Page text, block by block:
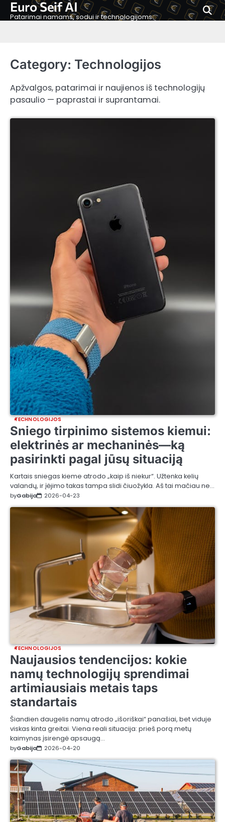
SkipEuro Seif AI
Patarimai namams, sodui ir technologijoms
Category: Technologijos
Apžvalgos, patarimai ir naujienos iš technologijų
pasaulio — paprastai ir suprantamai.
TECHNOLOGIJOS
Sniego tirpinimo sistemos kiemui:
elektrinės ar mechaninės—ką
pasirinkti pagal jūsų situaciją
Kartais sniegas kieme atrodo „kaip iš niekur“. Užtenka kelių
valandų, ir įėjimo takas tampa slidi čiuožykla. Aš tai mačiau ne…
byGabija 2026-04-23
TECHNOLOGIJOS
Naujausios tendencijos: kokie
namų technologijų sprendimai
artimiausiais metais taps
standartais
Šiandien daugelis namų atrodo „išoriškai“ panašiai, bet viduje
viskas kinta greitai. Viena reali situacija: prieš porą metų
kaimynas įsirengė apsaugą…
byGabija 2026-04-20